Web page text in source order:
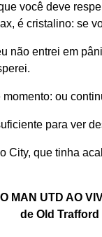
você deve
é cristalino: se
não entrei em
ou
para ver
City, que tinha
MAN UTD AO
de Old Trafford